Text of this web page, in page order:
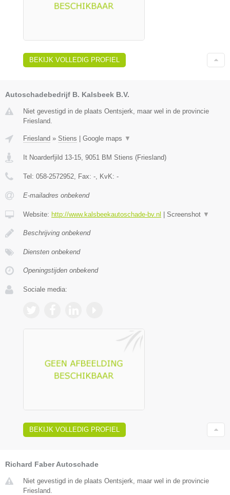
BEKIJK VOLLEDIG PROFIEL
Autoschadebedrijf B. Kalsbeek B.V.
Niet gevestigd in de plaats Oentsjerk, maar wel in de provincie
Friesland.
Friesland » Stiens Google maps ▼
It Noarderfjild 13-15, 9051 BM Stiens (Friesland)
Tel: 058-2572952, Fax: -, KvK: -
E-mailadres onbekend
Website: http://www.kalsbeekautoschade-bv.nl Screenshot ▼
Beschrijving onbekend
Diensten onbekend
Openingstijden onbekend
Sociale media:
BEKIJK VOLLEDIG PROFIEL
Richard Faber Autoschade
Niet gevestigd in de plaats Oentsjerk, maar wel in de provincie
Friesland.